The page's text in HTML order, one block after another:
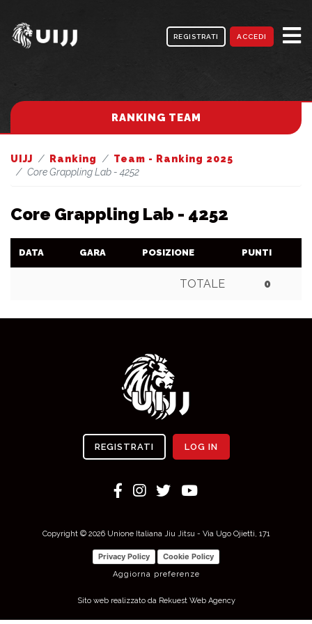
REGISTRATI ACCEDI
RANKING TEAM
UIJJ Ranking
Team - Ranking 2025
Core Grappling Lab - 4252
Core Grappling Lab - 4252
DATA GARA POSIZIONE PUNTI
TOTALE 0
REGISTRATI LOG IN
Copyright © 2026 Unione Italiana Jiu Jitsu - Via Ugo Ojietti, 171
Privacy Policy Cookie Policy
Aggiorna preferenze
Sito web realizzato da Rekuest Web Agency